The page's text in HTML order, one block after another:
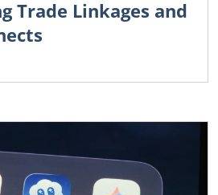
Trade Linkages and